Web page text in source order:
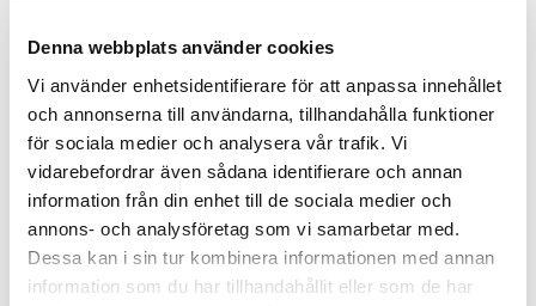
Denna webbplats använder cookies
Vi använder enhetsidentifierare för att anpassa innehållet
och annonserna till användarna, tillhandahålla funktioner
för sociala medier och analysera vår trafik. Vi
vidarebefordrar även sådana identifierare och annan
information från din enhet till de sociala medier och
annons- och analysföretag som vi samarbetar med.
Dessa kan i sin tur kombinera informationen med annan
information som du har tillhandahållit eller som de har
FÄRGSPRAY NEONGELÈ